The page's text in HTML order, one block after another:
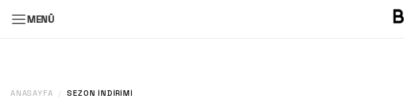
MENÜ
ANASAYFA / SEZON İNDIRIMI